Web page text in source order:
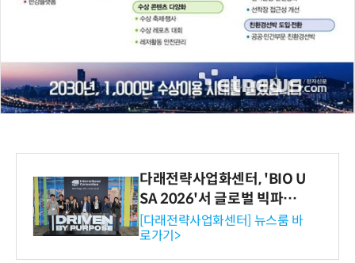
다래전략사업화센터, 'BIO U
SA 2026'서 글로벌 빅파마
와의 비즈니스 미팅 지원…K
-바이오 해외 진출 교두보 확
보
[다래전략사업화센터] 뉴스룸 바
로가기>